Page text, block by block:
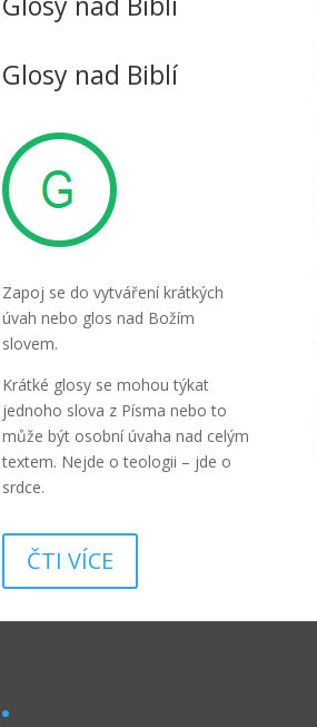
Glosy nad Biblí
Zapoj se do vytváření krátkých
úvah nebo glos nad Božím
slovem.
Krátké glosy se mohou týkat
jednoho slova z Písma nebo to
může být osobní úvaha nad celým
textem. Nejde o teologii – jde o
srdce.
ČTI VÍCE